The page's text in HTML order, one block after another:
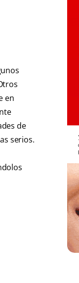
en
de
serios.